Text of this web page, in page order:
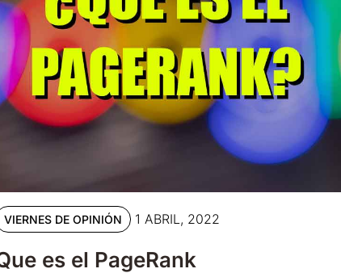
VIERNES DE OPINIÓN 1 ABRIL, 2022
es el PageRank